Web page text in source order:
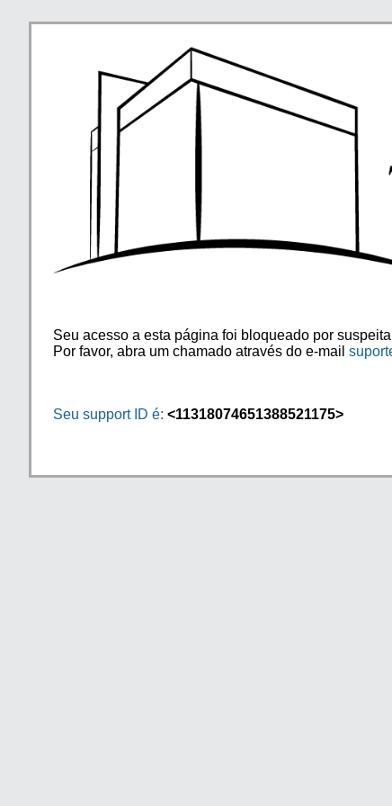
Seu acesso a esta página foi bloqueado por
Por favor, abra um chamado através do e-mail
Seu support ID é: <11318074651388521175>